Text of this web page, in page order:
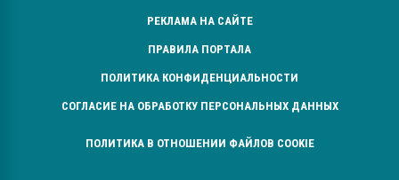
РЕКЛАМА НА САЙТЕ
ПРАВИЛА ПОРТАЛА
ПОЛИТИКА КОНФИДЕНЦИАЛЬНОСТИ
СОГЛАСИЕ НА ОБРАБОТКУ ПЕРСОНАЛЬНЫХ ДАННЫХ
ПОЛИТИКА В ОТНОШЕНИИ ФАЙЛОВ COOKIE